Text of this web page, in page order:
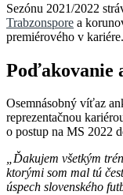
Sezónu 2021/2022
Trabzonspore a
premiérového v kariére.
Poďakovanie
Osemnásobný víťaz
reprezentačnou
o postup na MS 2022
„Ďakujem všetkým
ktorými som mal tú
úspech slovenského